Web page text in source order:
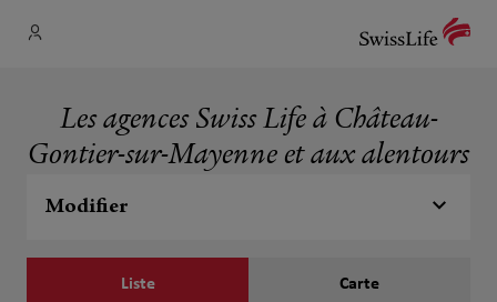
Les agences Swiss Life à Château-
Gontier-sur-Mayenne et aux alentours
Modifier
Liste Carte